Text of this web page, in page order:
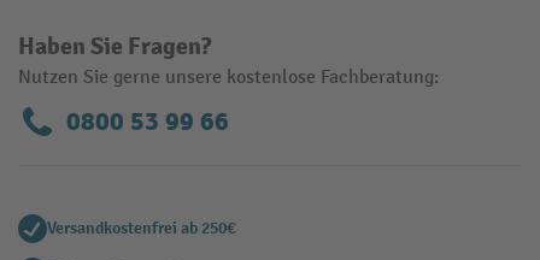
Haben Sie Fragen?
Nutzen Sie gerne unsere kostenlose Fachberatung:
0800 53 99 66
Versandkostenfrei ab 250€